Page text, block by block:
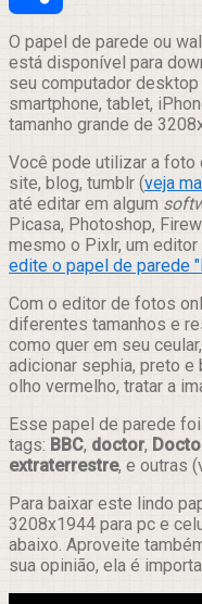
Compartilhar
O papel de parede ou
está disponível para
seu computador
smartphone, tablet,
tamanho grande de
Você pode utilizar a foto
site, blog, tumblr (veja
até editar em algum
Picasa, Photoshop,
mesmo o Pixlr, um
edite o papel de parede
Com o editor de fotos
diferentes tamanhos e
como quer em seu
adicionar sephia, preto e
olho vermelho, tratar a
Esse papel de parede
tags: BBC, doctor,
extraterrestre, e outras
Para baixar este lindo
3208x1944 para pc e
abaixo. Aproveite
sua opinião, ela é